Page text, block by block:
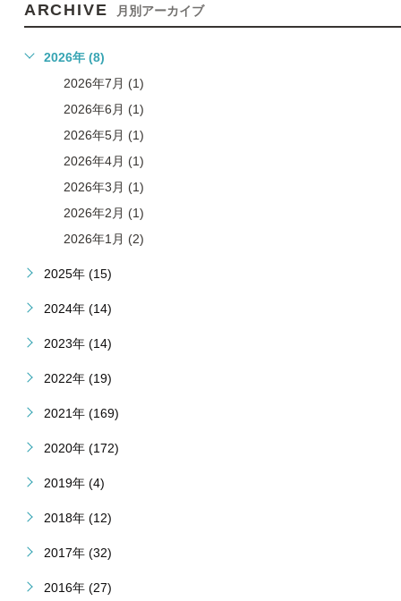
ARCHIVE 月別アーカイブ
2026年 (8)
2026年7月 (1)
2026年6月 (1)
2026年5月 (1)
2026年4月 (1)
2026年3月 (1)
2026年2月 (1)
2026年1月 (2)
2025年 (15)
2024年 (14)
2023年 (14)
2022年 (19)
2021年 (169)
2020年 (172)
2019年 (4)
2018年 (12)
2017年 (32)
2016年 (27)